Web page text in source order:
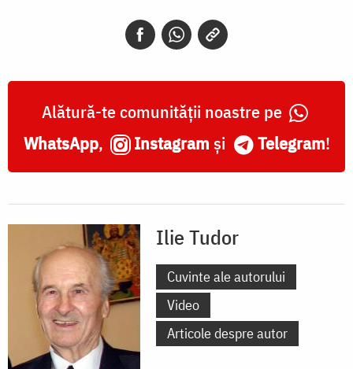
Alătură-te comunității noastre pe
WhatsApp, Instagram și Telegram!
Ilie Tudor
Cuvinte ale autorului
Video
Articole despre autor